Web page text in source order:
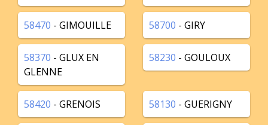
58470 - GIMOUILLE 58700 - GIRY
58370 - GLUX EN
GLENNE
58230 - GOULOUX
58420 - GRENOIS 58130 - GUERIGNY